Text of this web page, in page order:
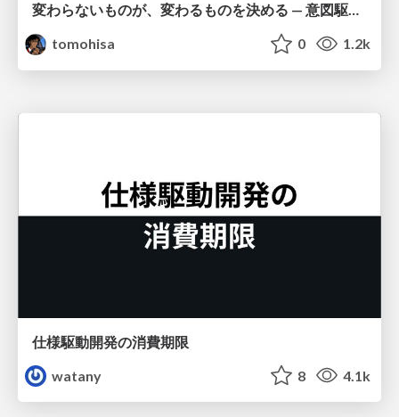
変わらないものが、変わるものを決める — 意図駆動開発 × イベントソーシング × イミュータブル | What Doesn't Change Decides What Can — IDD × Event Sourcing × Immutability
tomohisa
0 1.2k
仕様駆動開発の消費期限
watany
8 4.1k